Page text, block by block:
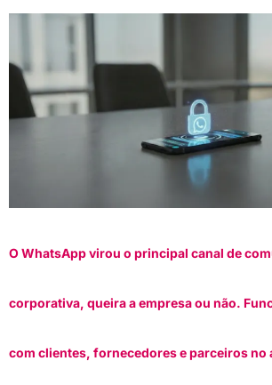
O WhatsApp virou o principal canal de
corporativa, queira a empresa ou não.
com clientes, fornecedores e parceiros no